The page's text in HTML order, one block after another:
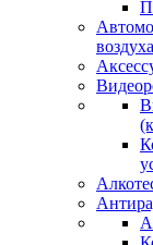
воздуха